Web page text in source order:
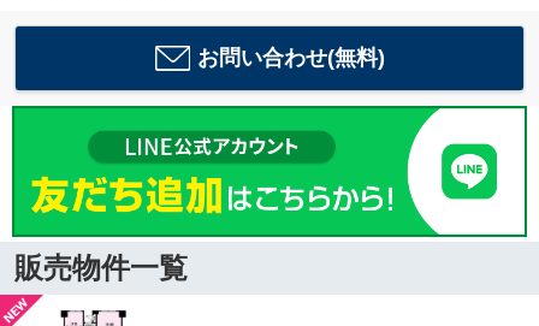
お問い合わせ(無料)
販売物件一覧